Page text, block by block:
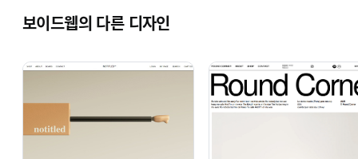
보이드웹의 다른 디자인